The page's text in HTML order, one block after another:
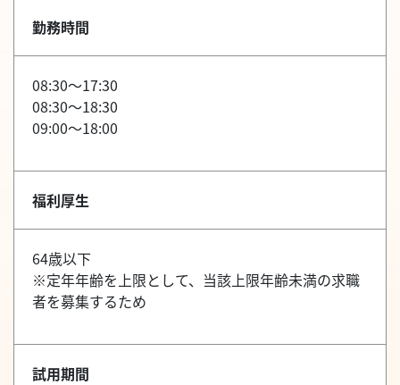
勤務時間
08:30～17:30
08:30～18:30
09:00～18:00
福利厚生
64歳以下
※定年年齢を上限として、当該上限年齢未満の求職
者を募集するため
試用期間